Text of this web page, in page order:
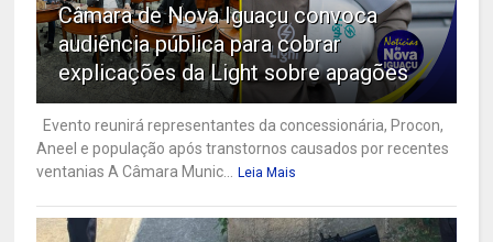
Câmara de Nova Iguaçu convoca
audiência pública para cobrar
explicações da Light sobre apagões
Evento reunirá representantes da concessionária, Procon,
Aneel e população após transtornos causados por recentes
ventanias A Câmara Munic...
Leia Mais